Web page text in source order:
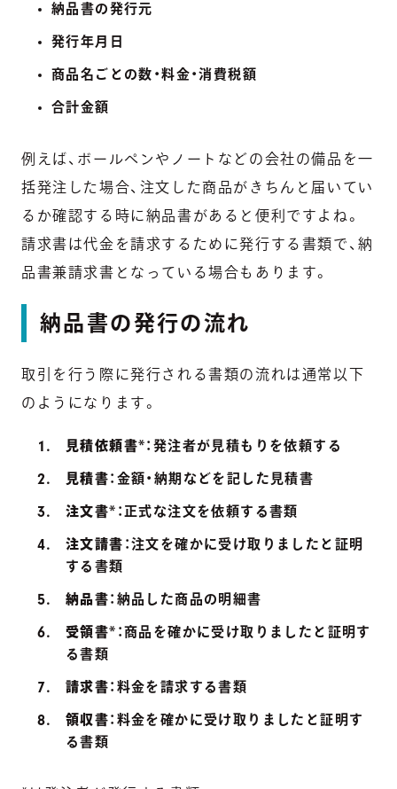
納品書の発行元
発行年月日
商品名ごとの数・料金・消費税額
合計金額
例えば、ボールペンやノートなどの会社の備品を一
括発注した場合、注文した商品がきちんと届いてい
るか確認する時に納品書があると便利ですよね。
請求書は代金を請求するために発行する書類で、納
品書兼請求書となっている場合もあります。
納品書の発行の流れ
取引を行う際に発行される書類の流れは通常以下
のようになります。
見積依頼書*：発注者が見積もりを依頼する
見積書 ：金額・納期などを記した見積書
注文書*：正式な注文を依頼する書類
注文請書 ：注文を確かに受け取りましたと証明
する書類
納品書 ：納品した商品の明細書
受領書*：商品を確かに受け取りましたと証明す
る書類
請求書 ：料金を請求する書類
領収書 ：料金を確かに受け取りましたと証明す
る書類